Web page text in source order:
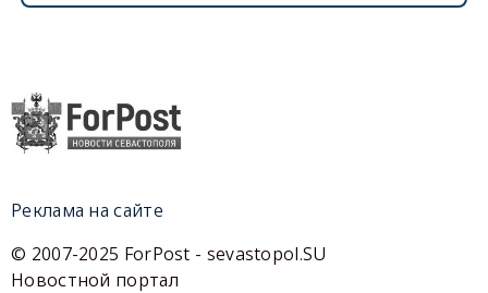
Реклама на сайте
© 2007-2025 ForPost - sevastopol.SU
Новостной портал